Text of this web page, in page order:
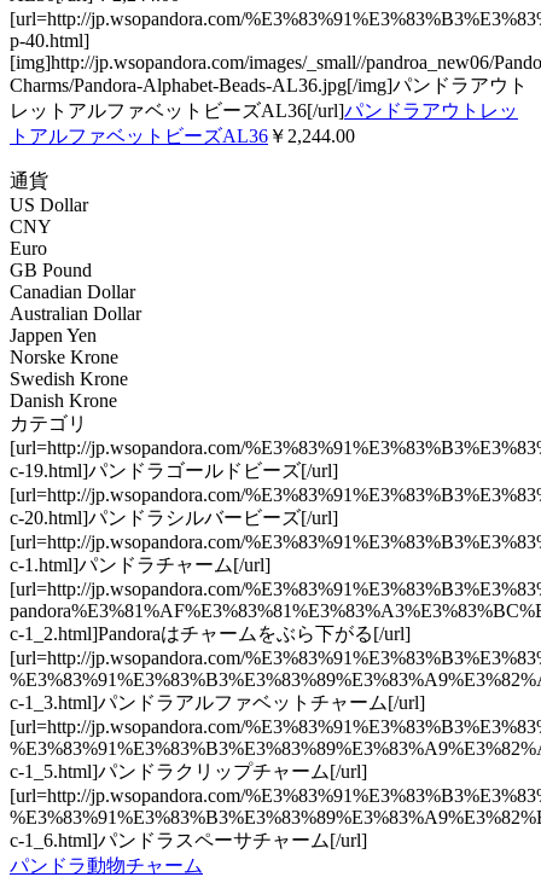
[url=http://jp.wsopandora.com/
p-40.html]
[img]http://jp.wsopandora.com/images/_small//pandroa_new06/
Charms/Pandora-Alphabet-Beads-AL36.jpg[/img]パンドラアウト
レットアルファベットビーズAL36[/url]パンドラアウトレッ
トアルファベットビーズAL36 ￥2,244.00
通貨
US Dollar
CNY
Euro
GB Pound
Canadian Dollar
Australian Dollar
Jappen Yen
Norske Krone
Swedish Krone
Danish Krone
カテゴリ
[url=http://jp.wsopandora.com/
c-19.html]パンドラゴールドビーズ[/url]
[url=http://jp.wsopandora.com/
c-20.html]パンドラシルバービーズ[/url]
[url=http://jp.wsopandora.com/
c-1.html]パンドラチャーム[/url]
[url=http://jp.wsopandora.com/
c-1_2.html]Pandoraはチャームをぶら下がる[/url]
[url=http://jp.wsopandora.com/
c-1_3.html]パンドラアルファベットチャーム[/url]
[url=http://jp.wsopandora.com/
c-1_5.html]パンドラクリップチャーム[/url]
[url=http://jp.wsopandora.com/
c-1_6.html]パンドラスペーサチャーム[/url]
パンドラ動物チャーム